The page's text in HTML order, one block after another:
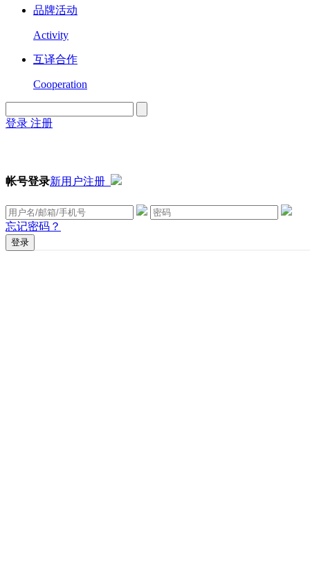
品牌活动
Activity
互译合作
Cooperation
登录 注册
帐号登录新用户注册
忘记密码？
登录